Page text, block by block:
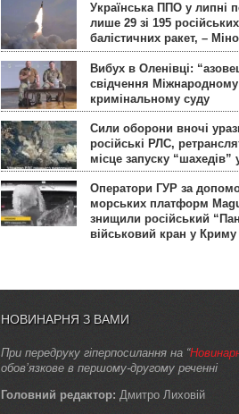
Українська ППО у липні
лише 29 зі 195 російських
балістичних ракет, –
Вибух в Оленівці:
свідчення Міжнародному
кримінальному суду
Сили оборони вночі
російські РЛС,
місце запуску “шахедів”
Оператори ГУР за
морських платформ
знищили російський
військовий кран у Криму
НОВИНАРНЯ З ВАМИ
При передруку гіперпосилання на “
обов’язкове в першому-другому реченні
Головний редактор: Дмитро Лиховій